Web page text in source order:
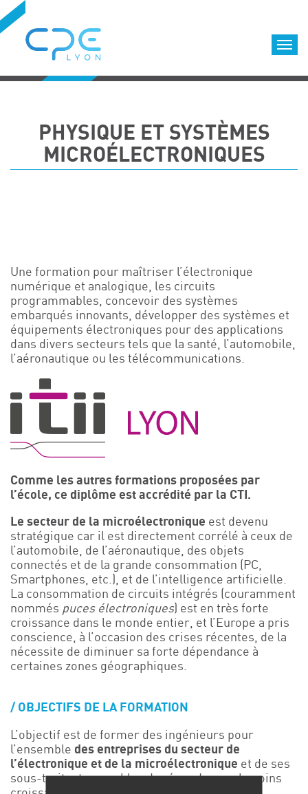
Formations diplômantes
Infos pratiques
Accès
Nos clients
Événements
Symposium on Chain Transfer Catalysis for
sustainability – September 15 and 16, 2026
PHYSIQUE ET SYSTÈMES
MICROÉLECTRONIQUES
Une formation pour maîtriser l’électronique
numérique et analogique, les circuits
programmables, concevoir des systèmes
embarqués innovants, développer des systèmes et
équipements électroniques pour des applications
dans divers secteurs tels que la santé, l’automobile,
l’aéronautique ou les télécommunications.
Comme les autres formations proposées par
l’école, ce diplôme est accrédité par la CTI.
Le secteur de la microélectronique est devenu
stratégique car il est directement corrélé à ceux de
l’automobile, de l’aéronautique, des objets
connectés et de la grande consommation (PC,
Smartphones, etc.), et de l’intelligence artificielle.
La consommation de circuits intégrés (couramment
nommés puces électroniques) est en très forte
croissance dans le monde entier, et l’Europe a pris
conscience, à l’occasion des crises récentes, de la
nécessite de diminuer sa forte dépendance à
certaines zones géographiques.
OBJECTIFS DE LA FORMATION
L’objectif est de former des ingénieurs pour
l’ensemble des entreprises du secteur de
l’électronique et de la microélectronique et de ses
sous-traitants, capables de répondre aux besoins
Cookies management panel